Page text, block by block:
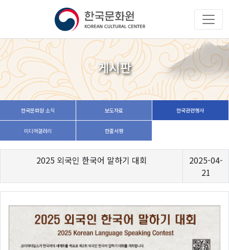
게시판
한국문화원 소식 보도자료 한국관련행사
미디어갤러리 한줄서평
2025 외국인 한국어 말하기 대회
2025-04-
21